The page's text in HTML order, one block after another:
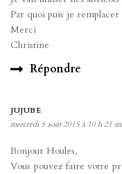
Par quoi puis je
Merci
Christine
Répondre
JUJUBE
mercredi 5 août 2015 à 10 h 21
Bonjour Houles,
Vous pouvez faire votre